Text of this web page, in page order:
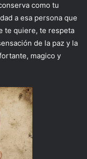
como tu
a esa persona que
te quiere, te respeta
de la paz y la
magico y